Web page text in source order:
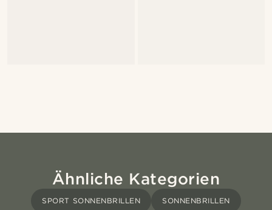
Ähnliche Kategorien
SPORT SONNENBRILLEN SONNENBRILLEN